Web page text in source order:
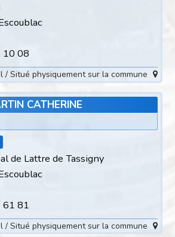
10 08
/ Situé physiquement sur la commune
CATHERINE
de Lattre de Tassigny
61 81
/ Situé physiquement sur la commune